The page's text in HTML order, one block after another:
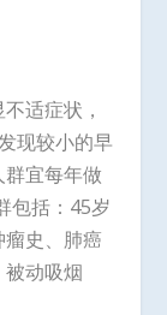
适症状，
现较小的早
宜每年做
包括：45岁
史、肺癌
动吸烟